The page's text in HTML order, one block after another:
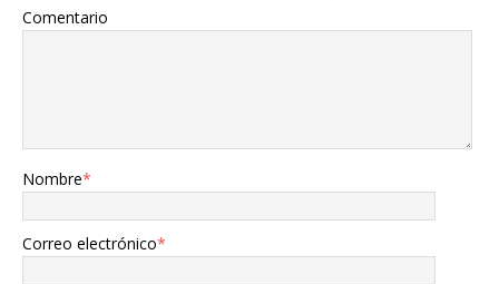
Comentario
Nombre*
Correo electrónico*